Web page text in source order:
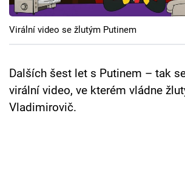
Pořady
TV Program
Sledujte prima+
Přihlášení
Virální video se žlutým Putinem
Dalších šest let s Putinem – tak
virální video, ve kterém vládne
Vladimirovič.